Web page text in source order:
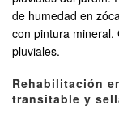
de humedad en
con pintura
pluviales.
Rehabilitación
transitable y